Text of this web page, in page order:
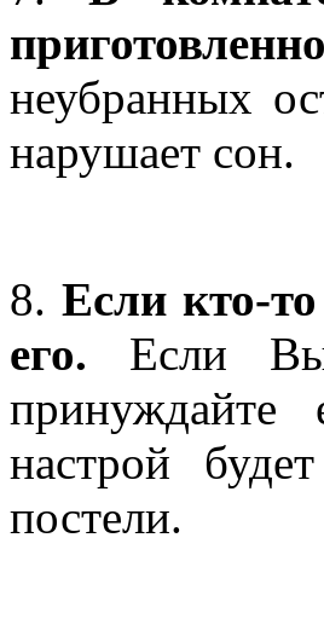
неубранных
нарушает сон.
8. Если кто-
его. Если
принуждайте
настрой
постели.